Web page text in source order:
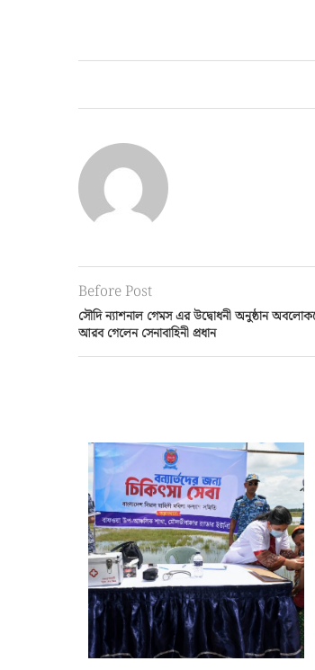
Before Post
সৌদি ন্যাশনাল গেমস এর উদ্বোধনী অনুষ্ঠান
আরব গেলেন সেনাবাহিনী প্রধান